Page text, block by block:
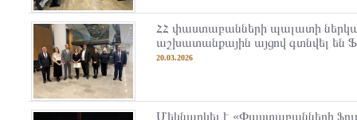
ՀՀ փաստաբանների պալատի
աշխատանքային այցով գտնվել են
20.03.2026
Մեկնարկել է «Փաստաբանների